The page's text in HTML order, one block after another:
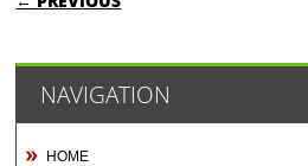
NAVIGATION
HOME